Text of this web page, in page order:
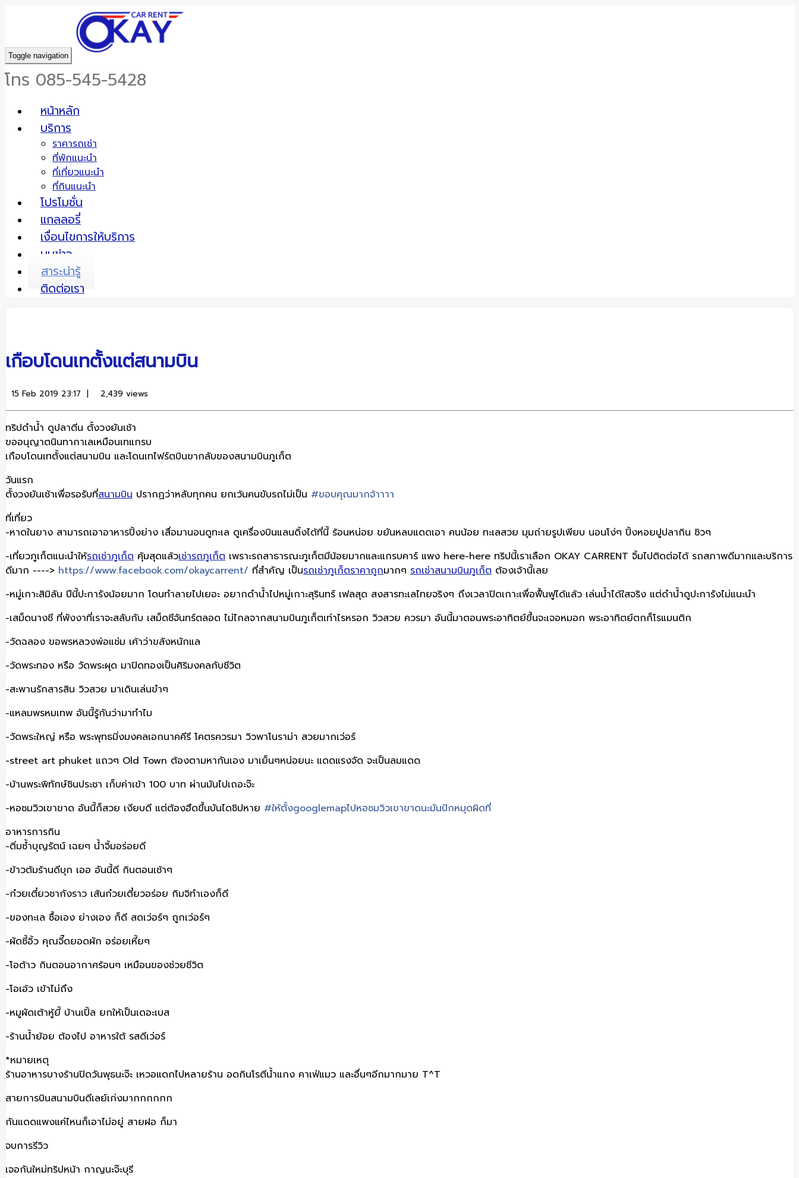
Toggle navigation
โทร 085-545-5428
หน้าหลัก
บริการ
ราคารถเช่า
ที่พักแนะนำ
ที่เที่ยวแนะนำ
ที่กินแนะนำ
โปรโมชั่น
แกลลอรี่
เงื่อนไขการให้บริการ
มุมข่าว
สาระน่ารู้
ติดต่อเรา
เกือบโดนเทตั้งแต่สนามบิน
15 Feb 2019 23:17 | 2,439 views
ทริปดำน้ำ ดูปลาตีน ตั้งวงยันเช้า
ขออนุญาตนินทากาเลเหมือนเทแกรบ
เกือบโดนเทตั้งแต่สนามบิน และโดนเทไฟร์ตบินขากลับของสนามบินภูเก็ต
วันแรก
ตั้งวงยันเช้าเพื่อรอรับที่สนามบิน ปรากฏว่าหลับทุกคน ยกเว้นคนขับรถไม่เป็น #ขอบคุณมากจ้าาาา
ที่เที่ยว
-หาดในยาง สามารถเอาอาหารปิ้งย่าง เสื่อมานอนดูทะเล ดูเครื่องบินแลนดิ้งได้ที่นี้ ร้อนหน่อย ขยันหลบแดดเอา คนน้อย ทะเลสวย มุมถ่ายรูปเพียบ นอนโง่ๆ ปิ้งหอยปูปลากิน ชิวๆ
-เที่ยวภูเก็ตแนะนำให้รถเช่าภูเก็ต คุ้มสุดแล้วเช่ารถภูเก็ต เพราะรถสาธารณะภูเก็ตมีน้อยมากและแกรบคาร์ แพง here-here ทริปนี้เราเลือก OKAY CARRENT จิ้มไปติดต่อได้ รถสภาพดีมากและบริการ
ดีมาก ----> https://www.facebook.com/okaycarrent/ ที่สำคัญ เป็นรถเช่าภูเก็ตราคาถูกมากๆ รถเช่าสนามบินภูเก็ต ต้องเจ้านี้เลย
-หมู่เกาะสิมิลัน ปีนี้ปะการังน้อยมาก โดนทำลายไปเยอะ อยากดำน้ำไปหมู่เกาะสุรินทร์ เฟลสุด สงสารทะเลไทยจริงๆ ถึงเวลาปิดเกาะเพื่อฟื้นฟูได้แล้ว เล่นน้ำได้ใสจริง แต่ดำน้ำดูปะการังไม่แนะนำ
-เสม็ดนางชี ที่พังงาที่เราจะสลับกับ เสม็ดชีจันทร์ตลอด ไม่ไกลจากสนามบินภูเก็ตเท่าไรหรอก วิวสวย ควรมา อันนี้มาตอนพระอาทิตย์ขึ้นจะเจอหมอก พระอาทิตย์ตกก็โรแมนติก
-วัดฉลอง ขอพรหลวงพ่อแช่ม เค้าว่าขลังหนักแล
-วัดพระทอง หรือ วัดพระผุด มาปิดทองเป็นศิริมงคลกับชีวิต
-สะพานรักสารสิน วิวสวย มาเดินเล่นขำๆ
-แหลมพรหมเทพ อันนี้รู้กันว่ามาทำไม
-วัดพระใหญ่ หรือ พระพุทธมิ่งมงคลเอกนาคคีรี โคตรควรมา วิวพาโนราม่า สวยมากเว่อร์
-street art phuket แถวๆ Old Town ต้องตามหากันเอง มาเย็นๆหน่อยนะ แดดแรงจัด จะเป็นลมแดด
-บ้านพระพิทักษ์ชินประชา เก็บค่าเข้า 100 บาท ผ่านมันไปเถอะจ๊ะ
-หอชมวิวเขาขาด อันนี้ก็สวย เงียบดี แต่ต้องฮึดขึ้นบันไดชิปหาย #ให้ตั้งgooglemapไปหอชมวิวเขาขาดนะมันปักหมุดผิดที่
อาหารการกิน
-ติ่มซ้ำบุญรัตน์ เฉยๆ น้ำจิ้มอร่อยดี
-ข้าวต้มร้านดีบุก เออ อันนี้ดี กินตอนเช้าๆ
-ก๋วยเตี๋ยวชากังราว เส้นก๋วยเตี๋ยวอร่อย กิมจิทำเองก็ดี
-ของทะเล ซื้อเอง ย่างเอง ก็ดี สดเว่อร์ๆ ถูกเว่อร์ๆ
-ผัดซี้อิ้ว คุณจี๊ดยอดผัก อร่อยเหี้ยๆ
-โอต้าว กินตอนอากาศร้อนๆ เหมือนของช่วยชีวิต
-โอเอ้ว เข้าไม่ถึง
-หมูผัดเต้าหู้ยี้ บ้านเปิ้ล ยกให้เป็นเดอะเบส
-ร้านน้ำย้อย ต้องไป อาหารใต้ รสดีเว่อร์
*หมายเหตุ
ร้านอาหารบางร้านปิดวันพุธนะจ๊ะ เหวอแดกไปหลายร้าน อดกินโรตีน้ำแกง คาเฟ่แมว และอื่นๆอีกมากมาย T^T
สายการบินสนามบินดีเลย์เก่งมากกกกกก
กันแดดแพงแค่ไหนก็เอาไม่อยู่ สายฝอ ก็มา
จบการรีวิว
เจอกันใหม่ทริปหน้า กาญนะจ๊ะบุรี